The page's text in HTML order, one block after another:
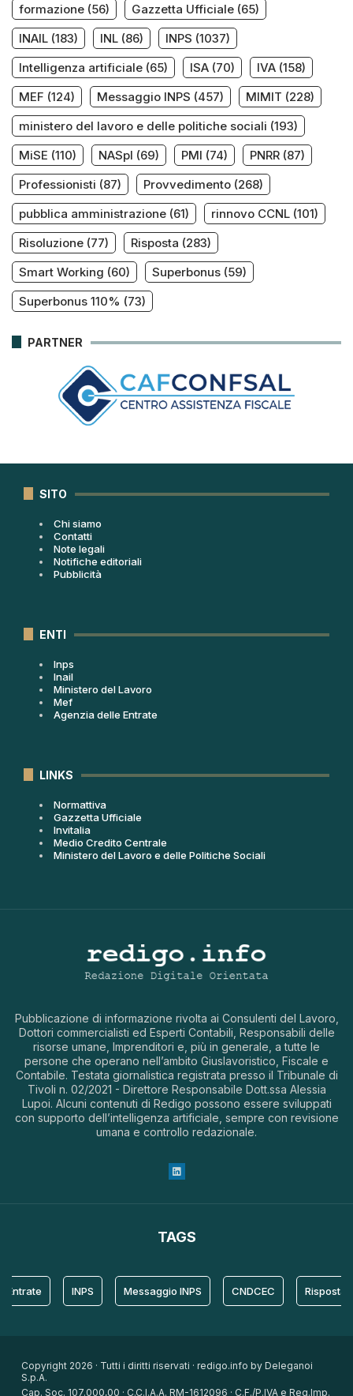
formazione (56) Gazzetta Ufficiale (65)
INAIL (183) INL (86) INPS (1037)
Intelligenza artificiale (65) ISA (70) IVA (158)
MEF (124) Messaggio INPS (457) MIMIT (228)
ministero del lavoro e delle politiche sociali (193)
MiSE (110) NASpI (69) PMI (74) PNRR (87)
Professionisti (87) Provvedimento (268)
pubblica amministrazione (61) rinnovo CCNL (101)
Risoluzione (77) Risposta (283)
Smart Working (60) Superbonus (59)
Superbonus 110% (73)
PARTNER
SITO
Chi siamo
Contatti
Note legali
Notifiche editoriali
Pubblicità
ENTI
Inps
Inail
Ministero del Lavoro
Mef
Agenzia delle Entrate
LINKS
Normattiva
Gazzetta Ufficiale
Invitalia
Medio Credito Centrale
Ministero del Lavoro e delle Politiche Sociali
Pubblicazione di informazione rivolta ai Consulenti del Lavoro,
Dottori commercialisti ed Esperti Contabili, Responsabili delle
risorse umane, Imprenditori e, più in generale, a tutte le
persone che operano nell’ambito Giuslavoristico, Fiscale e
Contabile. Testata giornalistica registrata presso il Tribunale di
Tivoli n. 02/2021 - Direttore Responsabile Dott.ssa Alessia
Lupoi. Alcuni contenuti di Redigo possono essere sviluppati
con supporto dell’intelligenza artificiale, sempre con revisione
umana e controllo redazionale.
TAGS
Messaggio INPS CNDCEC Risposta
Copyright 2026 · Tutti i diritti riservati · redigo.info by Deleganoi
S.p.A.
Cap. Soc. 107.000,00 · C.C.I.A.A. RM-1612096 · C.F./P.IVA e Reg.Imp.